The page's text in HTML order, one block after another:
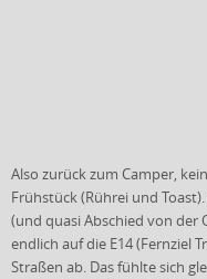
Also zurück zum Camper,
Frühstück (Rührei und Toast).
(und quasi Abschied von der
endlich auf die E14 (Fernziel
Straßen ab. Das fühlte sich